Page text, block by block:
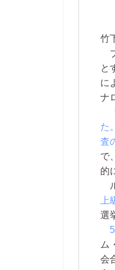
竹
と
に
ナ
「
た
査
で
的
選
ム
会